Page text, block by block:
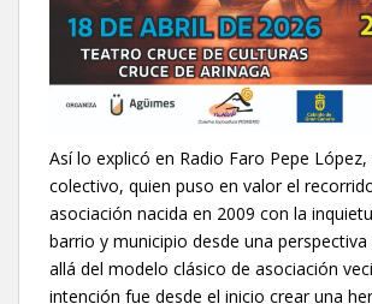
Así lo explicó en Radio Faro Pepe
colectivo, quien puso en valor el
asociación nacida en 2009 con la
barrio y municipio desde una
allá del modelo clásico de asociación
intención fue desde el inicio crear una